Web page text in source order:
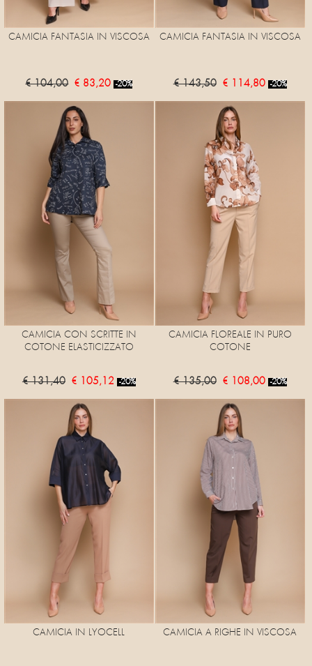
CAMICIA FANTASIA IN VISCOSA
€ 104,00 € 83,20 -20%
CAMICIA FANTASIA IN VISCOSA
€ 143,50 € 114,80 -20%
CAMICIA CON SCRITTE IN
COTONE ELASTICIZZATO
€ 131,40 € 105,12 -20%
CAMICIA FLOREALE IN PURO
COTONE
€ 135,00 € 108,00 -20%
CAMICIA IN LYOCELL CAMICIA A RIGHE IN VISCOSA